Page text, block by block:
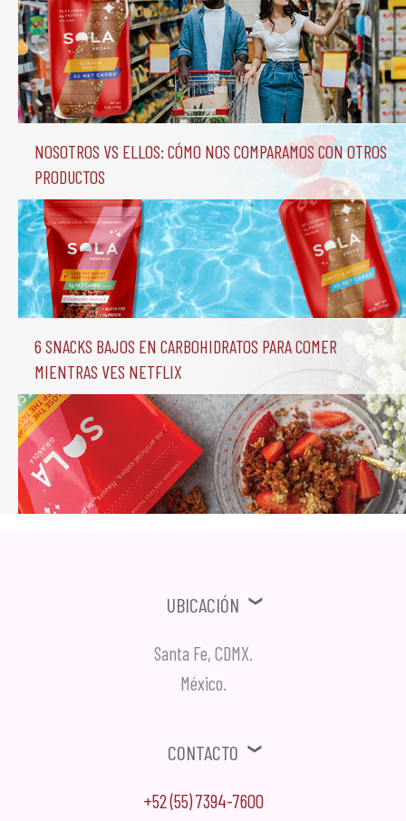
Nosotros vs Ellos: Cómo nos comparamos con otros
productos
6 Snacks Bajos en Carbohidratos para comer
mientras ves Netflix
Ubicación
Santa Fe, CDMX.
México.
Contacto
+52 (55) 7394-7600